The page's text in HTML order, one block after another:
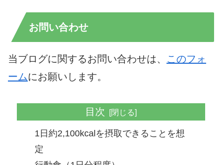
お問い合わせ
当ブログに関するお問い合わせは、 このフォ
ームにお願いします。
目次
1日約2,100kcalを摂取できることを想
定